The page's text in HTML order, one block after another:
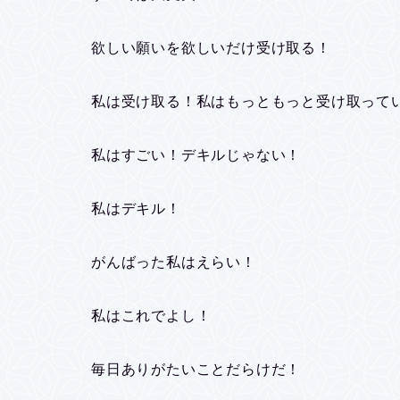
欲しい願いを欲しいだけ受け取る！
私は受け取る！私はもっともっと受け取って
私はすごい！デキルじゃない！
私はデキル！
がんばった私はえらい！
私はこれでよし！
毎日ありがたいことだらけだ！